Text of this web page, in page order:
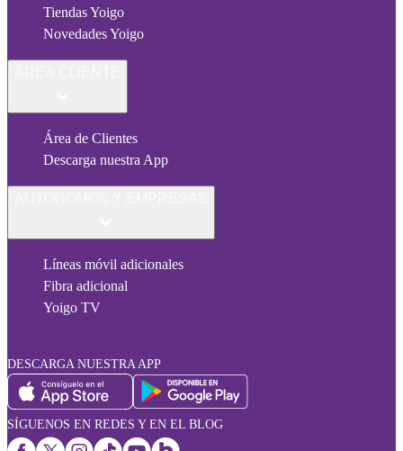
Tiendas Yoigo
Novedades Yoigo
Área de Clientes
Descarga nuestra App
Líneas móvil adicionales
Fibra adicional
Yoigo TV
DESCARGA NUESTRA APP
SÍGUENOS EN REDES Y EN EL BLOG